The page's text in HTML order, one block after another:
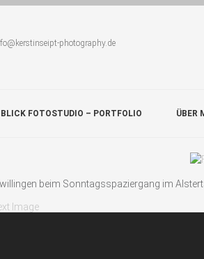
photography.de
FOTOSTUDIO – PORTFOLIO ÜBER
beim Sonntagsspaziergang im
Image